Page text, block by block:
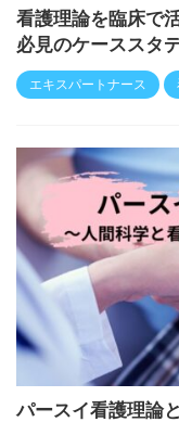
看護理論を臨床で
必見のケーススタ
エキスパートナース
パースイ看護理論